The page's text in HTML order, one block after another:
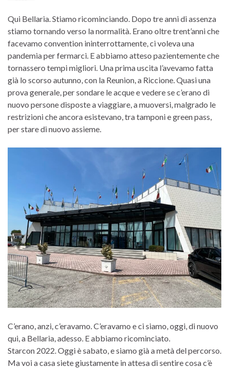
Qui Bellaria. Stiamo ricominciando. Dopo tre anni di assenza
stiamo tornando verso la normalità. Erano oltre trent’anni che
facevamo convention ininterrottamente, ci voleva una
pandemia per fermarci. E abbiamo atteso pazientemente che
tornassero tempi migliori. Una prima uscita l’avevamo fatta
già lo scorso autunno, con la Reunion, a Riccione. Quasi una
prova generale, per sondare le acque e vedere se c’erano di
nuovo persone disposte a viaggiare, a muoversi, malgrado le
restrizioni che ancora esistevano, tra tamponi e green pass,
per stare di nuovo assieme.
C’erano, anzi, c’eravamo. C’eravamo e ci siamo, oggi, di nuovo
qui, a Bellaria, adesso. E abbiamo ricominciato.
Starcon 2022. Oggi è sabato, e siamo già a metà del percorso.
Ma voi a casa siete giustamente in attesa di sentire cosa c’è